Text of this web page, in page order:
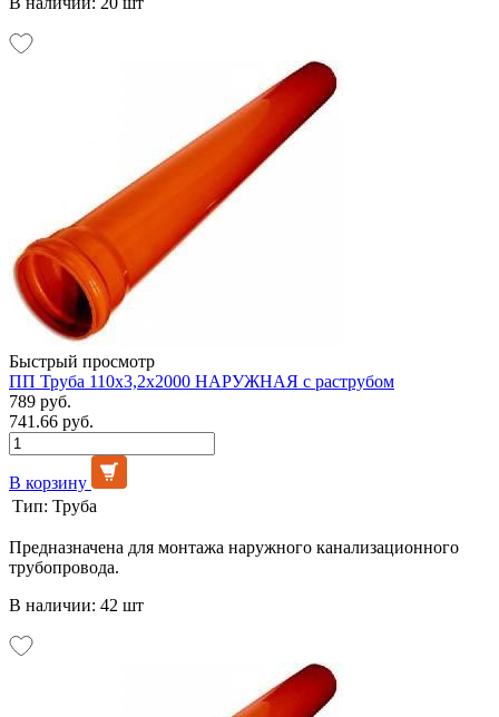
Быстрый просмотр
ПП Труба 110х3,2х2000 НАРУЖНАЯ с раструбом
789 руб.
741.66 руб.
В корзину
Тип: Труба
Предназначена для монтажа наружного канализационного
трубопровода.
В наличии: 42 шт